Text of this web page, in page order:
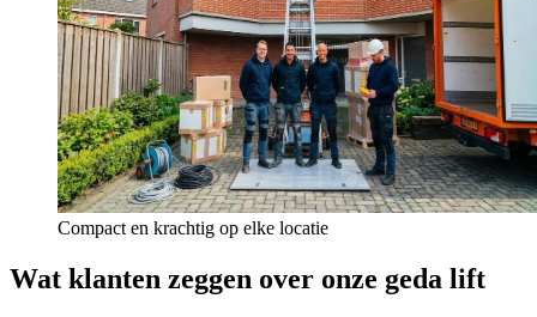
Compact en krachtig op elke locatie
Wat klanten zeggen over onze geda lift